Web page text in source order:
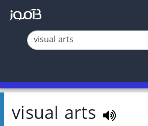
visual arts